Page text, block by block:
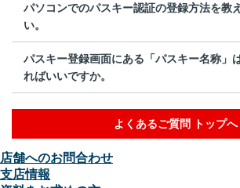
パソコンでのパスキー認証の登録方法を教
い。
パスキー登録画面にある「パスキー名称」
ればいいですか。
よくあるご質問 トップへ
店舗へのお問合わせ
支店情報